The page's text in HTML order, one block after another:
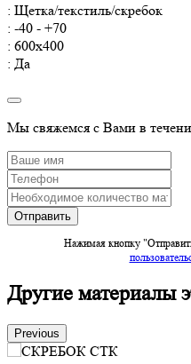
: Щетка/текстиль/скребок
: -40 - +70
: 600x400
: Да
Мы свяжемся с Вами в
Нажимая кнопку
Другие материалы
Previous